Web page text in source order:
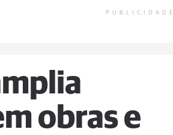
PUBLICIDADE
obras e